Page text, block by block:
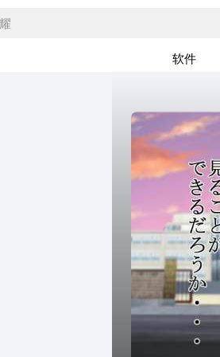
软件